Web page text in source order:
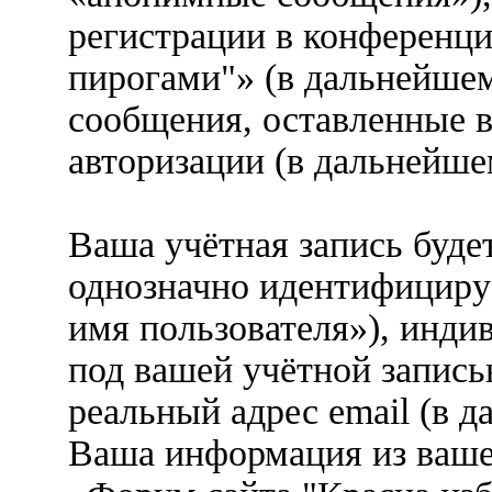
регистрации в
пирогами"» (в
сообщения, оставленные
авторизации (в
Ваша учётная запись
однозначно
имя пользователя»),
под вашей учётной
реальный адрес email (в
Ваша информация из